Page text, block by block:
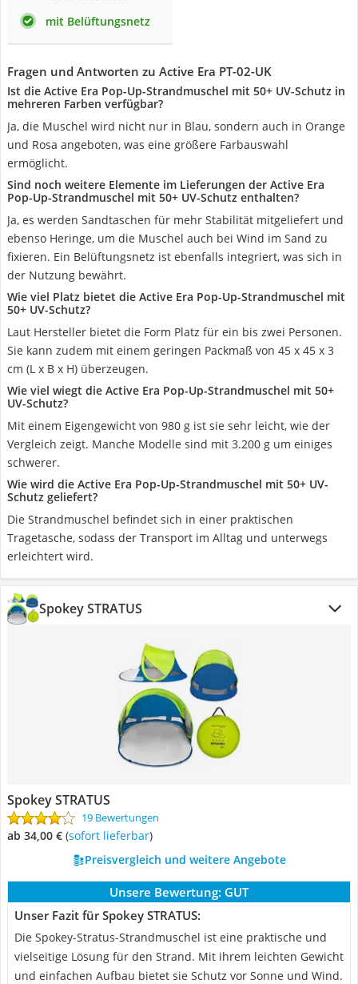
mit Belüftungsnetz
Fragen und Antworten zu Active Era PT-02-UK
Ist die Active Era Pop-Up-Strandmuschel mit 50+ UV-Schutz in
mehreren Farben verfügbar?
Ja, die Muschel wird nicht nur in Blau, sondern auch in Orange
und Rosa angeboten, was eine größere Farbauswahl
ermöglicht.
Sind noch weitere Elemente im Lieferungen der Active Era
Pop-Up-Strandmuschel mit 50+ UV-Schutz enthalten?
Ja, es werden Sandtaschen für mehr Stabilität mitgeliefert und
ebenso Heringe, um die Muschel auch bei Wind im Sand zu
fixieren. Ein Belüftungsnetz ist ebenfalls integriert, was sich in
der Nutzung bewährt.
Wie viel Platz bietet die Active Era Pop-Up-Strandmuschel mit
50+ UV-Schutz?
Laut Hersteller bietet die Form Platz für ein bis zwei Personen.
Sie kann zudem mit einem geringen Packmaß von 45 x 45 x 3
cm (L x B x H) überzeugen.
Wie viel wiegt die Active Era Pop-Up-Strandmuschel mit 50+
UV-Schutz?
Mit einem Eigengewicht von 980 g ist sie sehr leicht, wie der
Vergleich zeigt. Manche Modelle sind mit 3.200 g um einiges
schwerer.
Wie wird die Active Era Pop-Up-Strandmuschel mit 50+ UV-
Schutz geliefert?
Die Strandmuschel befindet sich in einer praktischen
Tragetasche, sodass der Transport im Alltag und unterwegs
erleichtert wird.
Spokey STRATUS
Spokey STRATUS
19 Bewertungen
ab 34,00 € ( Sofort lieferbar)
Preisvergleich und weitere Angebote
Unsere Bewertung: GUT
Unser Fazit für Spokey STRATUS:
Die Spokey-Stratus-Strandmuschel ist eine praktische und
vielseitige Lösung für den Strand. Mit ihrem leichten Gewicht
und einfachen Aufbau bietet sie Schutz vor Sonne und Wind.